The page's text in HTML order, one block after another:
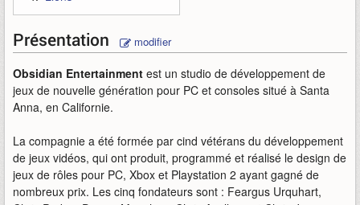
Présentation modifier
Obsidian Entertainment est un studio de développement de
jeux de nouvelle génération pour PC et consoles situé à Santa
Anna, en Californie.
La compagnie a été formée par cind vétérans du développement
de jeux vidéos, qui ont produit, programmé et réalisé le design de
jeux de rôles pour PC, Xbox et Playstation 2 ayant gagné de
nombreux prix. Les cinq fondateurs sont : Feargus Urquhart,